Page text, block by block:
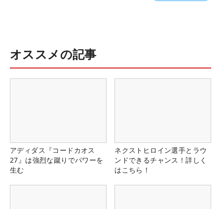
オススメの記事
アディダス『コードカオス
27』は強烈な蹴りでパワーを
生む
ネクストヒロイン選手とラウ
ンドできるチャンス！詳しく
はこちら！